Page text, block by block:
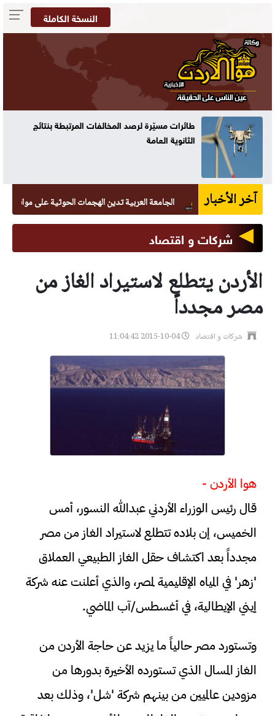
النسخة الكاملة
طائرات مسيّرة لرصد المخالفات المرتبطة بنتائج
الثانوية العامة
آخر الأخبار الجامعة العربية تدين الهجمات الحوثية على مواقع يمنية
شركات و اقتصاد
الأردن يتطلع لاستيراد الغاز من
مصر مجدداً
شركات و اقتصاد 2015-10-04 11:04:42
هوا الأردن -
قال رئيس الوزراء الأردني عبدالله النسور، أمس
الخميس، إن بلاده تتطلع لاستيراد الغاز من مصر
مجدداً بعد اكتشاف حقل الغاز الطبيعي العملاق
'زهر' في المياه الإقليمية لمصر، والذي أعلنت عنه شركة
إيني الإيطالية، في أغسطس/آب الماضي.
وتستورد مصر حالياً ما يزيد عن حاجة الأردن من
الغاز المسال الذي تستورده الأخيرة بدورها من
مزودين عالميين من بينهم شركة 'شل'، وذلك بعد